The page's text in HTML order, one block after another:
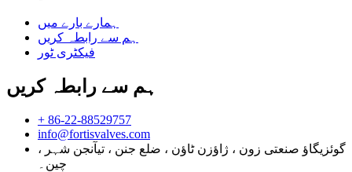
ہمارے بارے میں
ہم سے رابطہ کریں
فیکٹری ٹور
ہم سے رابطہ کریں
+ 86-22-88529757
info@fortisvalves.com
گوئزیگاؤ صنعتی زون ، ژاؤزن ٹاؤن ، ضلع جنن ، تیآنجن شہر ،
چین۔